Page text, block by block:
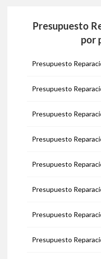
Presupuesto
por
Presupuesto
Presupuesto
Presupuesto
Presupuesto
Presupuesto
Presupuesto
Presupuesto
Presupuesto